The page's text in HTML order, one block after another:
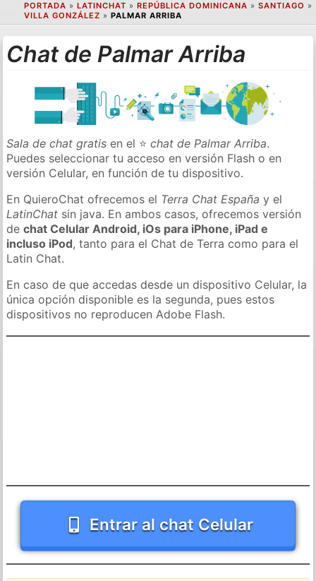
PORTADA » LATINCHAT » REPÚBLICA DOMINICANA » SANTIAGO »
VILLA GONZÁLEZ » PALMAR ARRIBA
Chat de Palmar Arriba
Sala de chat gratis en el ⭐chat de Palmar Arriba.
Puedes seleccionar tu acceso en versión Flash o en
versión Celular, en función de tu dispositivo.
En QuieroChat ofrecemos el Terra Chat España y el
LatinChat sin java. En ambos casos, ofrecemos versión
dechat Celular Android, iOs para iPhone, iPad e
incluso iPod, tanto para el Chat de Terra como para el
Latin Chat.
En caso de que accedas desde un dispositivo Celular, la
única opción disponible es la segunda, pues estos
dispositivos no reproducen Adobe Flash.
Entrar al chat Celular